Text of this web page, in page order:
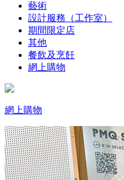
藝術
設計服務（工作室）
期間限定店
其他
餐飲及烹飪
網上購物
網上購物